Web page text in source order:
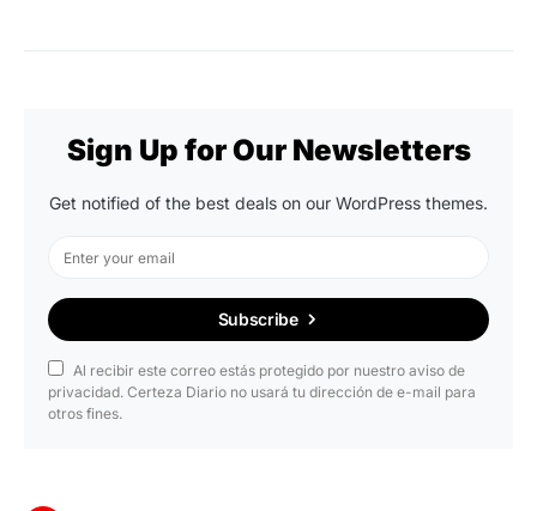
Sign Up for Our Newsletters
Get notified of the best deals on our WordPress themes.
Subscribe
Al recibir este correo estás protegido por nuestro aviso de
privacidad. Certeza Diario no usará tu dirección de e-mail para
otros fines.